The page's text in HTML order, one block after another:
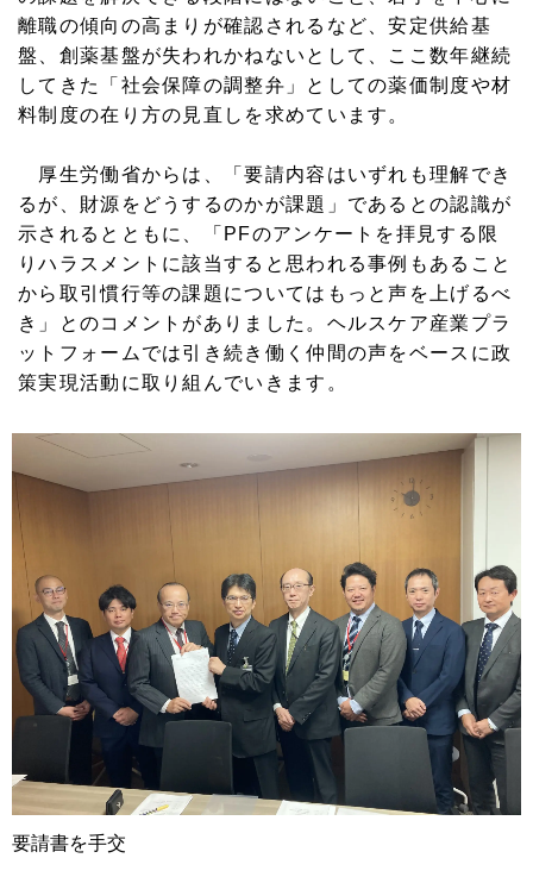
離職の傾向の高まりが確認されるなど、安定供給基
盤、創薬基盤が失われかねないとして、ここ数年継続
してきた「社会保障の調整弁」としての薬価制度や材
料制度の在り方の見直しを求めています。
厚生労働省からは、「要請内容はいずれも理解でき
るが、財源をどうするのかが課題」であるとの認識が
示されるとともに、「PFのアンケートを拝見する限
りハラスメントに該当すると思われる事例もあること
から取引慣行等の課題についてはもっと声を上げるべ
き」とのコメントがありました。ヘルスケア産業プラ
ットフォームでは引き続き働く仲間の声をベースに政
策実現活動に取り組んでいきます。
要請書を手交